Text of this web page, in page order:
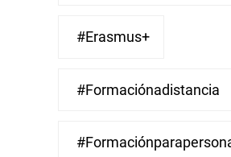
#Erasmus+
#Formaciónadistancia